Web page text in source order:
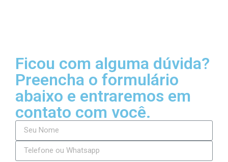
Ficou com alguma dúvida?
Preencha o formulário
abaixo e entraremos em
contato com você.